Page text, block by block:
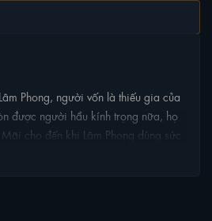
Phong, người vốn là thiếu gia của
được người hầu kính trọng nữa, họ
cho đến khi Lâm Phong dùng sức
đánh bại cường quốc võ lâm,